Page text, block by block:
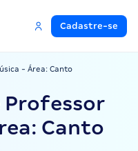
Cadastre-se
- Área: Canto
Professor
Canto